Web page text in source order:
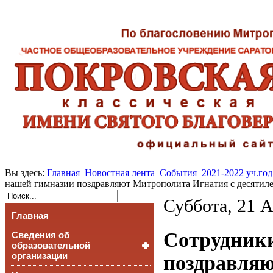
Вы здесь: Главная Новостная лента События 2021-2022 уч.год
нашей гимназии поздравляют Митрополита Игнатия с
Главная
Сведения об
образовательной
организации
Суббота, 21